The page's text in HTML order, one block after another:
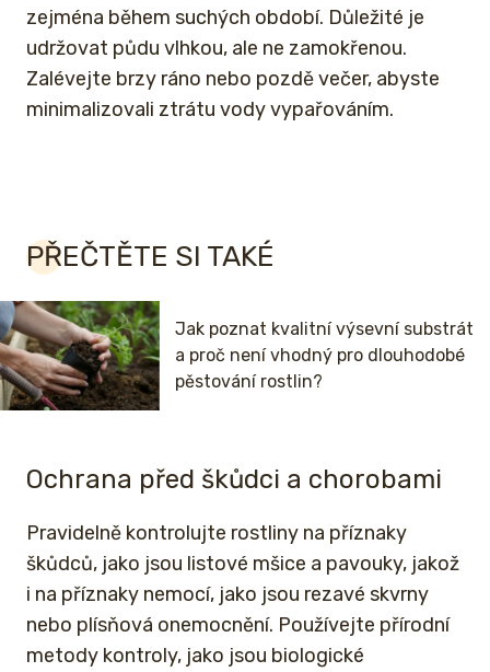
zejména během suchých období. Důležité je
udržovat půdu vlhkou, ale ne zamokřenou.
Zalévejte brzy ráno nebo pozdě večer, abyste
minimalizovali ztrátu vody vypařováním.
PŘEČTĚTE SI TAKÉ
Jak poznat kvalitní výsevní substrát
a proč není vhodný pro dlouhodobé
pěstování rostlin?
Ochrana před škůdci a chorobami
Pravidelně kontrolujte rostliny na příznaky
škůdců, jako jsou listové mšice a pavouky, jakož
i na příznaky nemocí, jako jsou rezavé skvrny
nebo plísňová onemocnění. Používejte přírodní
metody kontroly, jako jsou biologické